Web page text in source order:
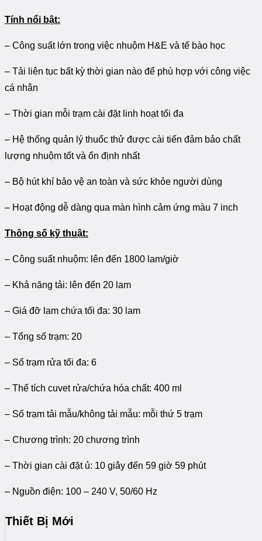
Tính nổi bật:
– Công suất lớn trong việc nhuộm H&E và tế bào học
– Tải liên tục bất kỳ thời gian nào để phù hợp với công việc
cá nhân
– Thời gian mỗi trạm cài đặt linh hoạt tối đa
– Hệ thống quản lý thuốc thử được cài tiến đảm bảo chất
lượng nhuộm tốt và ổn định nhất
– Bộ hút khí bảo vệ an toàn và sức khỏe người dùng
– Hoạt động dễ dàng qua màn hình cảm ứng màu 7 inch
Thông số kỹ thuật:
– Công suất nhuộm: lên đến 1800 lam/giờ
– Khả năng tải: lên đến 20 lam
– Giá đỡ lam chứa tối đa: 30 lam
– Tổng số trạm: 20
– Số trạm rửa tối đa: 6
– Thể tích cuvet rửa/chứa hóa chất: 400 ml
– Số trạm tải mẫu/không tải mẫu: mỗi thứ 5 trạm
– Chương trình: 20 chương trình
– Thời gian cài đặt ủ: 10 giây đến 59 giờ 59 phút
– Nguồn điện: 100 – 240 V, 50/60 Hz
Thiết Bị Mới